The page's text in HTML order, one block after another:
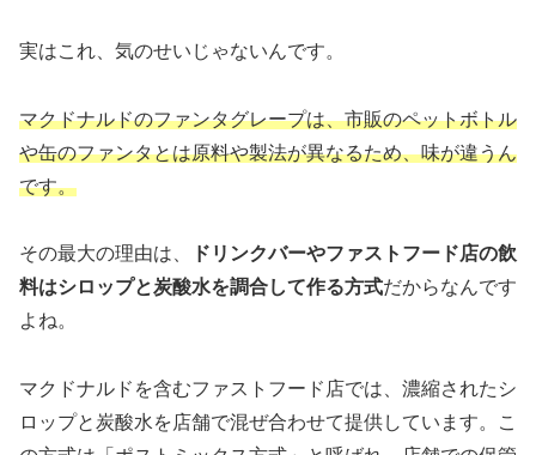
実はこれ、気のせいじゃないんです。
マクドナルドのファンタグレープは、市販のペットボトル
や缶のファンタとは原料や製法が異なるため、味が違うん
です。
その最大の理由は、
ドリンクバーやファストフード店の飲
料はシロップと炭酸水を調合して作る方式だからなんです
よね。
マクドナルドを含むファストフード店では、濃縮されたシ
ロップと炭酸水を店舗で混ぜ合わせて提供しています。こ